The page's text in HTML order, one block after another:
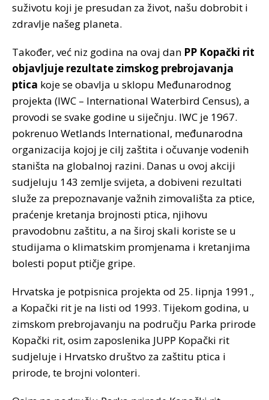
suživotu koji je presudan za život, našu dobrobit i
zdravlje našeg planeta.
Također, već niz godina na ovaj dan PP Kopački rit
objavljuje rezultate zimskog prebrojavanja
ptica koje se obavlja u sklopu Međunarodnog
projekta (IWC – International Waterbird Census), a
provodi se svake godine u siječnju. IWC je 1967.
pokrenuo Wetlands International, međunarodna
organizacija kojoj je cilj zaštita i očuvanje vodenih
staništa na globalnoj razini. Danas u ovoj akciji
sudjeluju 143 zemlje svijeta, a dobiveni rezultati
služe za prepoznavanje važnih zimovališta za ptice,
praćenje kretanja brojnosti ptica, njihovu
pravodobnu zaštitu, a na široj skali koriste se u
studijama o klimatskim promjenama i kretanjima
bolesti poput ptičje gripe.
Hrvatska je potpisnica projekta od 25. lipnja 1991.,
a Kopački rit je na listi od 1993. Tijekom godina, u
zimskom prebrojavanju na području Parka prirode
Kopački rit, osim zaposlenika JUPP Kopački rit
sudjeluje i Hrvatsko društvo za zaštitu ptica i
prirode, te brojni volonteri.